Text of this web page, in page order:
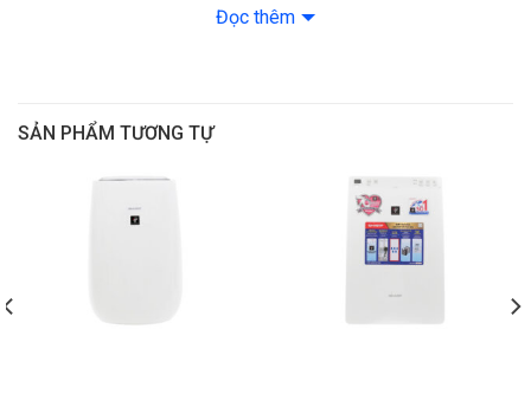
Thiết kế không cánh thông minh, đảm bảo an toàn
Đọc thêm
SẢN PHẨM TƯƠNG TỰ